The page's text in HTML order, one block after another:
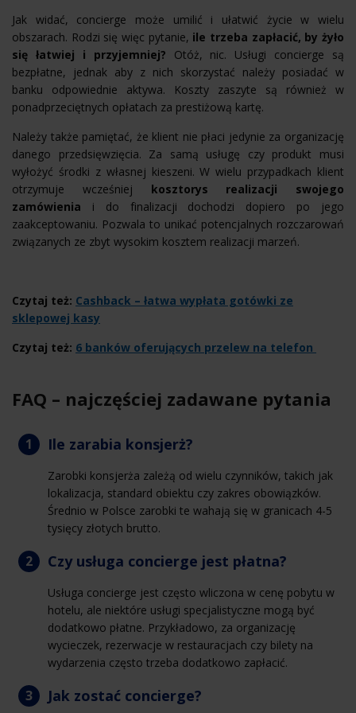
Jak widać, concierge może umilić i ułatwić życie w wielu
obszarach. Rodzi się więc pytanie, ile trzeba zapłacić, by żyło
się łatwiej i przyjemniej? Otóż, nic. Usługi concierge są
bezpłatne, jednak aby z nich skorzystać należy posiadać w
banku odpowiednie aktywa. Koszty zaszyte są również w
ponadprzeciętnych opłatach za prestiżową kartę.
Należy także pamiętać, że klient nie płaci jedynie za organizację
danego przedsięwzięcia. Za samą usługę czy produkt musi
wyłożyć środki z własnej kieszeni. W wielu przypadkach klient
otrzymuje wcześniej kosztorys realizacji swojego
zamówienia i do finalizacji dochodzi dopiero po jego
zaakceptowaniu. Pozwala to unikać potencjalnych rozczarowań
związanych ze zbyt wysokim kosztem realizacji marzeń.
Czytaj też: Cashback – łatwa wypłata gotówki ze
sklepowej kasy
Czytaj też: 6 banków oferujących przelew na telefon
FAQ – najczęściej zadawane pytania
Ile zarabia konsjerż?
Zarobki konsjerża zależą od wielu czynników, takich jak
lokalizacja, standard obiektu czy zakres obowiązków.
Średnio w Polsce zarobki te wahają się w granicach 4-5
tysięcy złotych brutto.
Czy usługa concierge jest płatna?
Usługa concierge jest często wliczona w cenę pobytu w
hotelu, ale niektóre usługi specjalistyczne mogą być
dodatkowo płatne. Przykładowo, za organizację
wycieczek, rezerwacje w restauracjach czy bilety na
wydarzenia często trzeba dodatkowo zapłacić.
Jak zostać concierge?